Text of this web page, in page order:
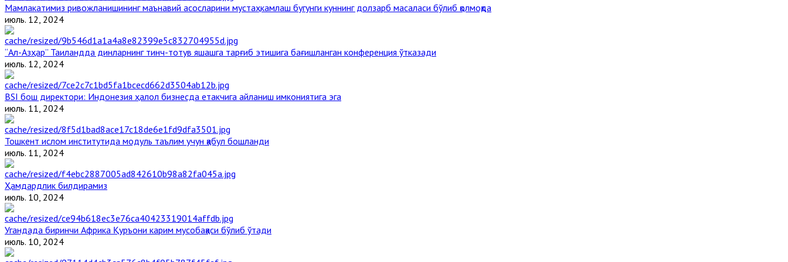
Мамлакатимиз ривожланишининг маънавий асосларини мустаҳкамлаш бугунги куннинг долзарб масаласи бўлиб қолмоқда
июль. 12, 2024
“Ал-Азҳар” Таиландда динларнинг тинч-тотув яшашга тарғиб этишига бағишланган конференция ўтказади
июль. 12, 2024
BSI бош директори: Индонезия ҳалол бизнесда етакчига айланиш имкониятига эга
июль. 11, 2024
Тошкент ислом институтида модуль таълим учун қабул бошланди
июль. 11, 2024
Ҳамдардлик билдирамиз
июль. 10, 2024
Угандада биринчи Aфрика Қуръони карим мусобақаси бўлиб ўтади
июль. 10, 2024